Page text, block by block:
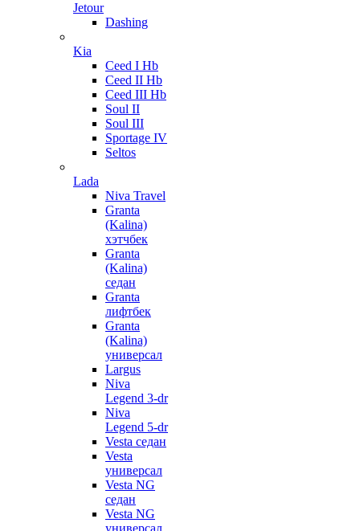
Jetour
Dashing
Kia
Ceed I Hb
Ceed II Hb
Ceed III Hb
Soul II
Soul III
Sportage IV
Seltos
Lada
Niva Travel
Granta
(Kalina)
хэтчбек
Granta
(Kalina)
седан
Granta
лифтбек
Granta
(Kalina)
универсал
Largus
Niva
Legend 3-dr
Niva
Legend 5-dr
Vesta седан
Vesta
универсал
Vesta NG
седан
Vesta NG
универсал